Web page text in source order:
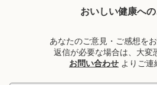
おいしい健康へ
あなたのご意見・ご感想を
返信が必要な場合は、大変
お問い合わせ よりご連